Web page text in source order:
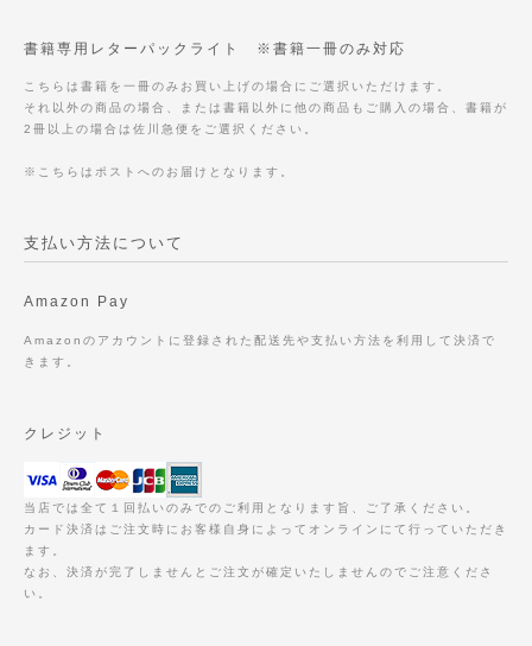
書籍専用レターパックライト ※書籍一冊のみ対応
こちらは書籍を一冊のみお買い上げの場合にご選択いただけます。
それ以外の商品の場合、または書籍以外に他の商品もご購入の場合、書籍が
2冊以上の場合は佐川急便をご選択ください。
※こちらはポストへのお届けとなります。
支払い方法について
Amazon Pay
Amazonのアカウントに登録された配送先や支払い方法を利用して決済で
きます。
クレジット
当店では全て１回払いのみでのご利用となります旨、ご了承ください。
カード決済はご注文時にお客様自身によってオンラインにて行っていただき
ます。
なお、決済が完了しませんとご注文が確定いたしませんのでご注意くださ
い。